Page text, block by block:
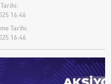
Tarihi:
16:46
Tarihi:
16:46